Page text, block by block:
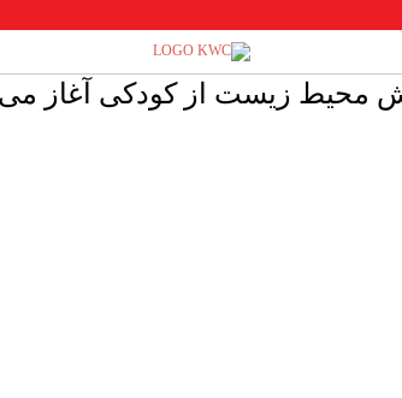
محیط زیست از کودکی آغاز